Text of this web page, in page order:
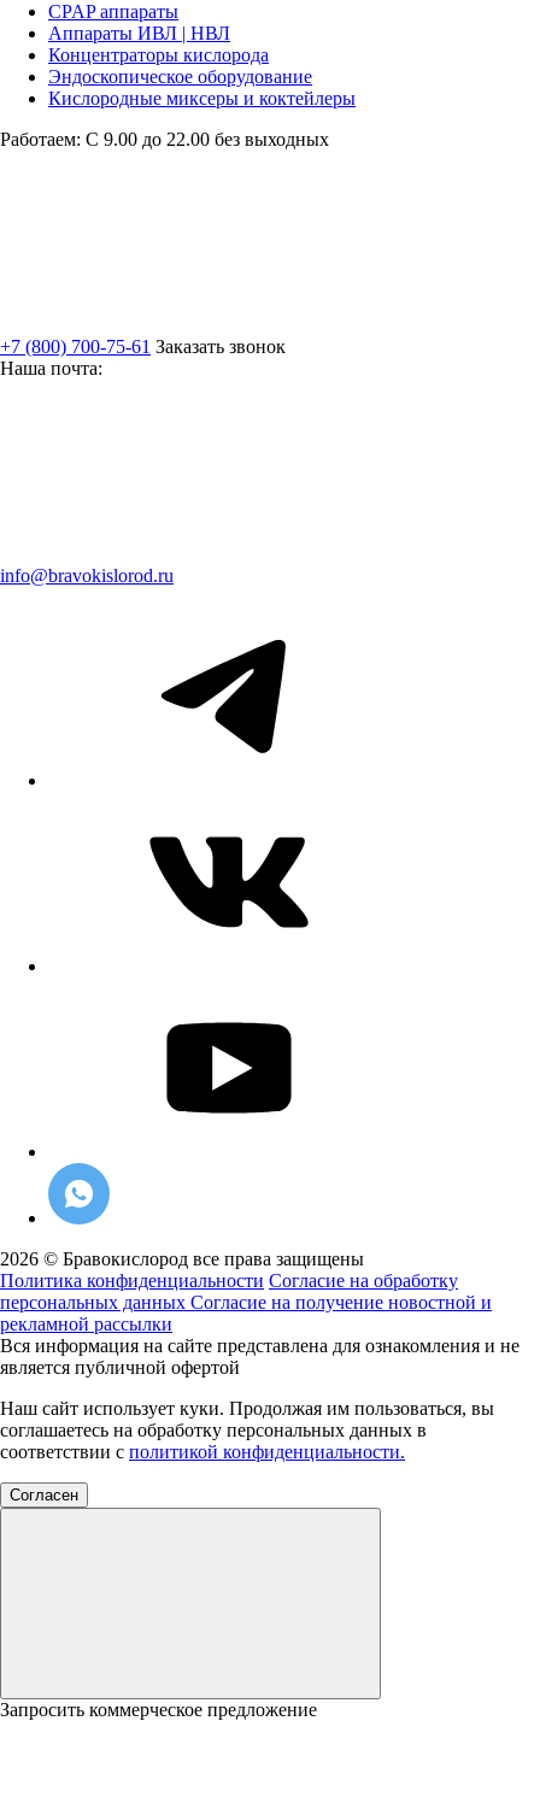
CPAP аппараты
Аппараты ИВЛ | НВЛ
Концентраторы кислорода
Эндоскопическое оборудование
Кислородные миксеры и коктейлеры
Работаем: С 9.00 до 22.00 без выходных
+7 (800) 700-75-61 Заказать звонок
Наша почта:
info@bravokislorod.ru
2026 © Бравокислород все права защищены
Политика конфиденциальности Согласие на обработку
персональных данных Согласие на получение новостной и
рекламной рассылки
Вся информация на сайте представлена для ознакомления и не
является публичной офертой
Наш сайт использует куки. Продолжая им пользоваться, вы
соглашаетесь на обработку персональных данных в
соответствии с политикой конфиденциальности.
Согласен
Запросить коммерческое предложение